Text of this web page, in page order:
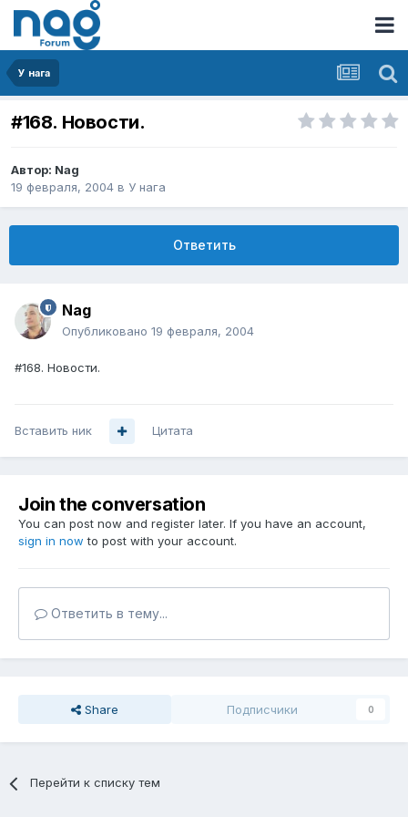
У нага
#168. Новости.
Автор: Nag
19 февраля, 2004 в У нага
Ответить
Nag
Опубликовано 19 февраля, 2004
#168. Новости.
Вставить ник Цитата
Join the conversation
You can post now and register later. If you have an account,
sign in now to post with your account.
Ответить в тему...
Share Подписчики 0
Перейти к списку тем